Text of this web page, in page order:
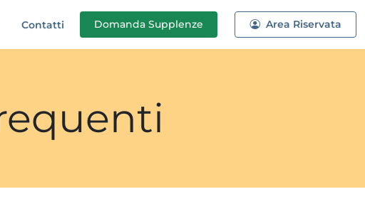
Contatti Domanda Supplenze Area Riservata